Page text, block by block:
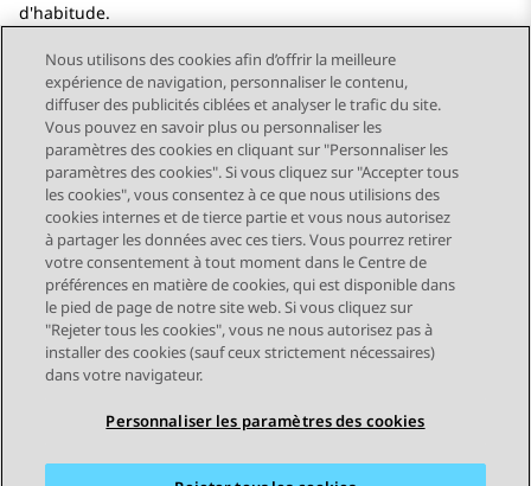
d'habitude.
Send Feedback
Navigation par sujet
Sujet précédent Sujet suivant
STAY CONNECTED
Nous utilisons des cookies afin d’offrir la meilleure
expérience de navigation, personnaliser le contenu,
diffuser des publicités ciblées et analyser le trafic du site.
Vous pouvez en savoir plus ou personnaliser les
paramètres des cookies en cliquant sur "Personnaliser les
paramètres des cookies". Si vous cliquez sur "Accepter tous
les cookies", vous consentez à ce que nous utilisions des
cookies internes et de tierce partie et vous nous autorisez
à partager les données avec ces tiers. Vous pourrez retirer
votre consentement à tout moment dans le Centre de
préférences en matière de cookies, qui est disponible dans
le pied de page de notre site web. Si vous cliquez sur
"Rejeter tous les cookies", vous ne nous autorisez pas à
installer des cookies (sauf ceux strictement nécessaires)
dans votre navigateur.
Personnaliser les paramètres des cookies